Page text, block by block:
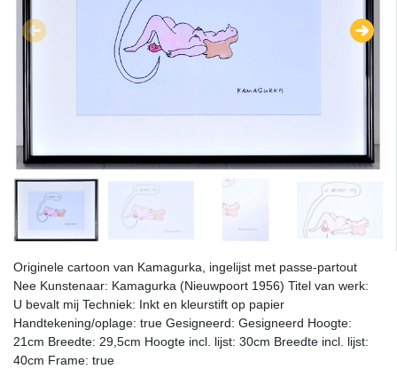
Originele cartoon van Kamagurka, ingelijst met passe-partout
Nee Kunstenaar: Kamagurka (Nieuwpoort 1956) Titel van werk:
U bevalt mij Techniek: Inkt en kleurstift op papier
Handtekening/oplage: true Gesigneerd: Gesigneerd Hoogte:
21cm Breedte: 29,5cm Hoogte incl. lijst: 30cm Breedte incl. lijst:
40cm Frame: true